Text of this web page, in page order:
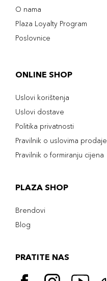
O nama
Plaza Loyalty Program
Poslovnice
ONLINE SHOP
Uslovi korištenja
Uslovi dostave
Politika privatnosti
Pravilnik o uslovima prodaje
Pravilnik o formiranju cijena
PLAZA SHOP
Brendovi
Blog
PRATITE NAS